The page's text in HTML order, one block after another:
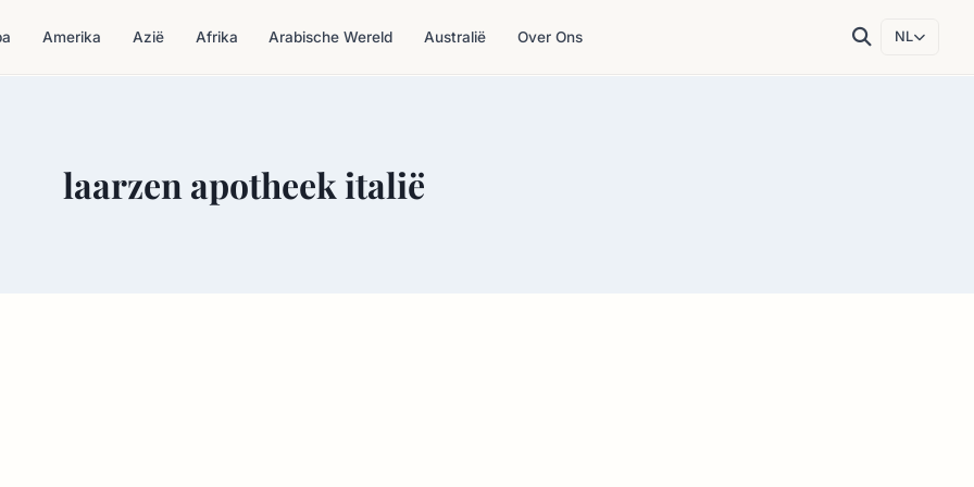
Amerika Azië Afrika Arabische Wereld Australië Over Ons NL
laarzen apotheek italië